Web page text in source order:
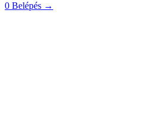
0 Belépés →